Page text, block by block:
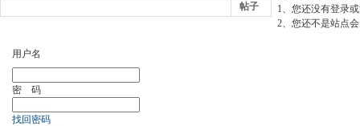
帖子
1、您还没有登录
2、您还不是站点
用户名
密 码
找回密码